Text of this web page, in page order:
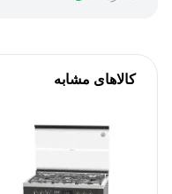
کالاهای مشابه